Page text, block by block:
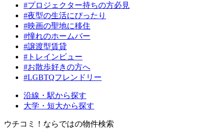
#プロジェクター持ちの方必見
#夜型の生活にぴったり
#映画の聖地に移住
#憧れのホームバー
#譲渡型賃貸
#トレインビュー
#お散歩好きの方へ
#LGBTQフレンドリー
沿線・駅から探す
大学・短大から探す
ウチコミ！ならではの物件検索